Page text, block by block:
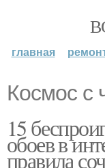
главная
Космос с
15
обоев в
правила